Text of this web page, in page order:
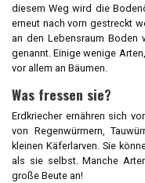
diesem Weg wird die
erneut nach vorn gestreckt
an den Lebensraum Boden
genannt. Einige wenige Arten,
vor allem an Bäumen.
Was fressen sie?
Erdkriecher ernähren sich
von Regenwürmern,
kleinen Käferlarven. Sie
als sie selbst. Manche
große Beute an!